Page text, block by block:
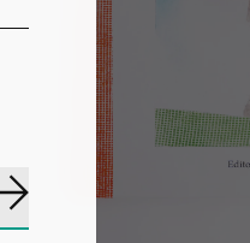
Suscribirse